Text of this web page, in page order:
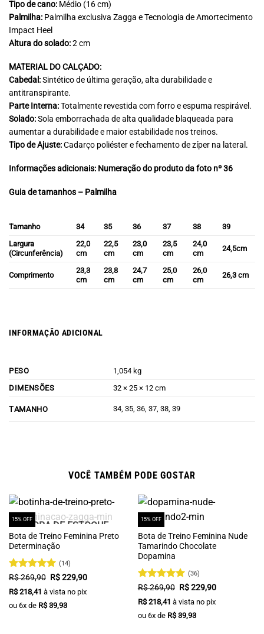
Tipo de cano: Médio (16 cm)
Palmilha: Palmilha exclusiva Zagga e Tecnologia de Amortecimento
Impact Heel
Altura do solado:2 cm
MATERIAL DO CALÇADO:
Cabedal:Sintético de última geração, alta durabilidade e
antitranspirante.
Parte Interna:Totalmente revestida com forro e espuma respirável.
Solado:Sola emborrachada de alta qualidade blaqueada para
aumentar a durabilidade e maior estabilidade nos treinos.
Tipo de Ajuste:Cadarço poliéster e fechamento de zíper na lateral.
Informações adicionais: Numeração do produto da foto nº 36
Guia de tamanhos – Palmilha
Tamanho 34 35 36 37 38
39
Largura
(Circunferência)
22,0
cm
22,5
cm
23,0
cm
23,5
cm
24,0
cm
24,5cm
Comprimento
23,3
cm
23,8
cm
24,7
cm
25,0
cm
26,0
cm
26,3 cm
INFORMAÇÃO ADICIONAL
PESO
1,054 kg
DIMENSÕES
32 × 25 × 12 cm
TAMANHO 34, 35, 36, 37, 38, 39
VOCÊ TAMBÉM PODE GOSTAR
15% OFF
FORA DE ESTOQUE
Bota de Treino Feminina Preto
Determinação
Avaliação
4.93
(14)
R$269,90 O
original
R$ 269,90.
R$229,90O
atual
R$218,41 à vista no pix
ou 6x de R$39,93
15% OFF
Bota de Treino Feminina Nude
Tamarindo Chocolate
Dopamina
Avaliação
4.94
(36)
R$269,90 O
original
R$ 269,90.
R$229,90O
atual
R$218,41 à vista no pix
ou 6x de R$39,93